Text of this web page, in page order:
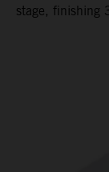
stage, finishing